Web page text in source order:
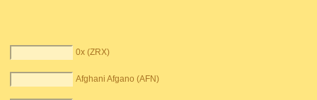
0x (ZRX)
Afghani Afgano (AFN)